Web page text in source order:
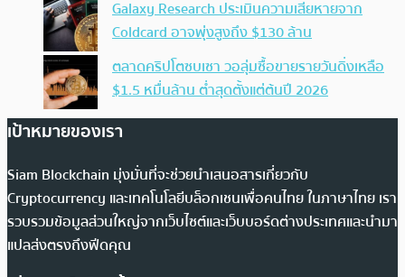
Galaxy Research ประเมินความเสียหายจาก
Coldcard อาจพุ่งสูงถึง $130 ล้าน
ตลาดคริปโตซบเซา วอลุ่มซื้อขายรายวันดิ่งเหลือ
$1.5 หมื่นล้าน ต่ำสุดตั้งแต่ต้นปี 2026
เป้าหมายของเรา
Siam Blockchain มุ่งมั่นที่จะช่วยนำเสนอสารเกี่ยวกับ
Cryptocurrency และเทคโนโลยีบล็อกเชนเพื่อคนไทย ในภาษาไทย เรา
รวบรวมข้อมูลส่วนใหญ่จากเว็บไซต์และเว็บบอร์ดต่างประเทศและนำมา
แปลส่งตรงถึงฟีดคุณ